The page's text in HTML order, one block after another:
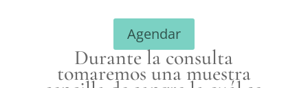
Agendar
Durante la consulta
tomaremos una muestra